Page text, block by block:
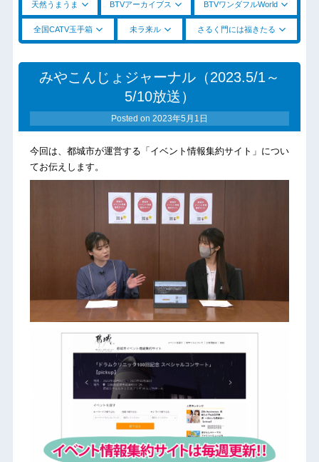
天然うまうま BTVアーカイブス BTVワンダフルWorld
全国CATV玉手箱 未ラ来ル さるく門には福きたる
みやこんじょジャーナル（2023.5/1～
5/10放送）
Posted on 2023年5月1日
今回は、都城市が運営する「イベント情報集約サイト」につい
てお伝えします。